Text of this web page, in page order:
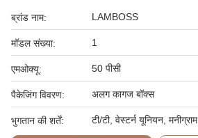
ब्रांड नाम: LAMBOSS
मॉडल संख्या: 1
एमओक्यू: 50 पीसी
पैकेजिंग विवरण: अलग कागज बॉक्स
भुगतान की शर्तें: टी/टी, वेस्टर्न यूनियन, मनीग्राम